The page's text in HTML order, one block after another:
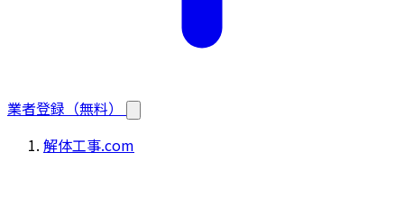
業者登録（無料）
解体工事.com